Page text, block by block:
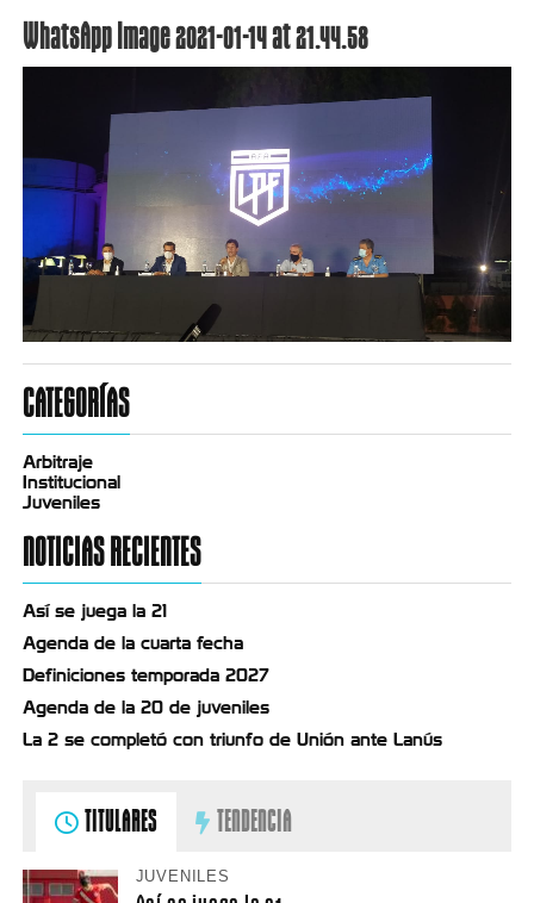
WhatsApp Image 2021-01-14 at 21.44.58
CATEGORÍAS
Arbitraje
Institucional
Juveniles
NOTICIAS RECIENTES
Así se juega la 21
Agenda de la cuarta fecha
Definiciones temporada 2027
Agenda de la 20 de juveniles
La 2 se completó con triunfo de Unión ante Lanús
TITULARES TENDENCIA
JUVENILES